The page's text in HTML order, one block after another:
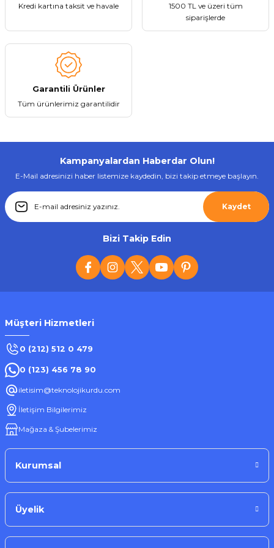
Kredi kartına taksit ve havale
1500 TL ve üzeri tüm
siparişlerde
Garantili Ürünler
Tüm ürünlerimiz garantilidir
Kampanyalardan Haberdar Olun!
E-Mail adresinizi haber listemize kaydedin, bizi takip etmeye başlayın.
Kaydet
Bizi Takip Edin
Müşteri Hizmetleri
0 (212) 512 0 479
0 (123) 456 78 90
iletisim@teknolojikurdu.com
İletişim Bilgilerimiz
Mağaza & Şubelerimiz
Kurumsal
Üyelik